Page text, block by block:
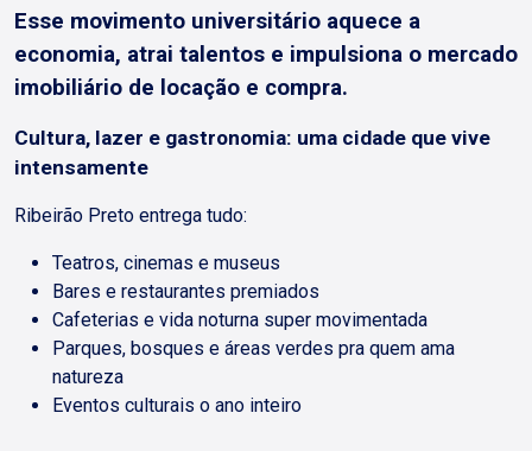
Esse movimento universitário aquece a
economia, atrai talentos e impulsiona o mercado
imobiliário de locação e compra.
Cultura, lazer e gastronomia: uma cidade que vive
intensamente
Ribeirão Preto entrega tudo:
Teatros, cinemas e museus
Bares e restaurantes premiados
Cafeterias e vida noturna super movimentada
Parques, bosques e áreas verdes pra quem ama
natureza
Eventos culturais o ano inteiro